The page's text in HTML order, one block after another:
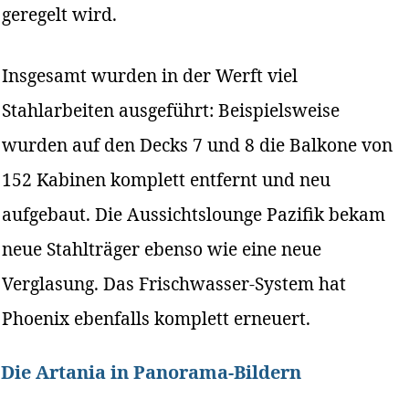
geregelt wird.
Insgesamt wurden in der Werft viel
Stahlarbeiten ausgeführt: Beispielsweise
wurden auf den Decks 7 und 8 die Balkone von
152 Kabinen komplett entfernt und neu
aufgebaut. Die Aussichtslounge Pazifik bekam
neue Stahlträger ebenso wie eine neue
Verglasung. Das Frischwasser-System hat
Phoenix ebenfalls komplett erneuert.
Die Artania in Panorama-Bildern